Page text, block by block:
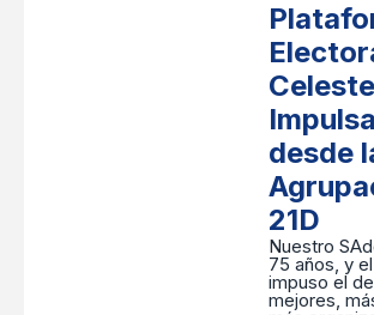
desde
21D
Nuestro
75 años, y
impuso el
mejores,